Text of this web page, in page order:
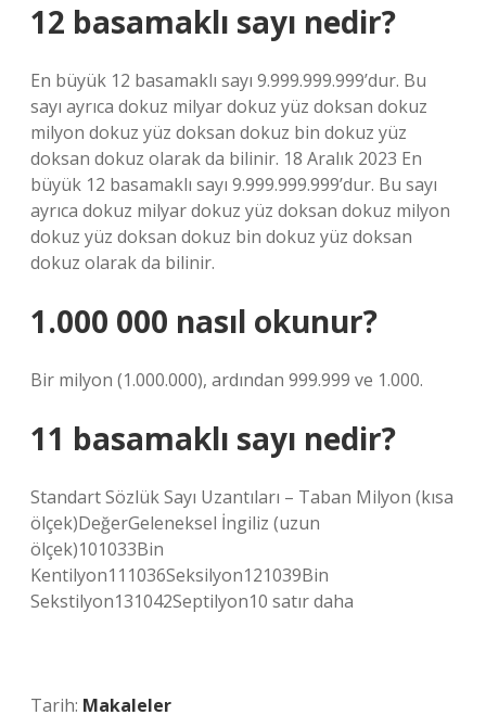
12 basamaklı sayı nedir?
En büyük 12 basamaklı sayı 9.999.999.999’dur. Bu
sayı ayrıca dokuz milyar dokuz yüz doksan dokuz
milyon dokuz yüz doksan dokuz bin dokuz yüz
doksan dokuz olarak da bilinir. 18 Aralık 2023 En
büyük 12 basamaklı sayı 9.999.999.999’dur. Bu sayı
ayrıca dokuz milyar dokuz yüz doksan dokuz milyon
dokuz yüz doksan dokuz bin dokuz yüz doksan
dokuz olarak da bilinir.
1.000 000 nasıl okunur?
Bir milyon (1.000.000), ardından 999.999 ve 1.000.
11 basamaklı sayı nedir?
Standart Sözlük Sayı Uzantıları – Taban Milyon (kısa
ölçek)DeğerGeleneksel İngiliz (uzun
ölçek)101033Bin
Kentilyon111036Seksilyon121039Bin
Sekstilyon131042Septilyon10 satır daha
Tarih: Makaleler